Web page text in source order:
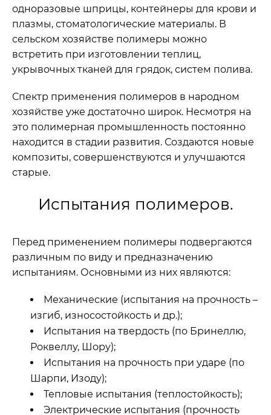
одноразовые шприцы, контейнеры для крови и
плазмы, стоматологические материалы. В
сельском хозяйстве полимеры можно
встретить при изготовлении теплиц,
укрывочных тканей для грядок, систем полива.
Спектр применения полимеров в народном
хозяйстве уже достаточно широк. Несмотря на
это полимерная промышленность постоянно
находится в стадии развития. Создаются новые
композиты, совершенствуются и улучшаются
старые.
Испытания полимеров.
Перед применением полимеры подвергаются
различным по виду и предназначению
испытаниям. Основными из них являются:
Механические (испытания на прочность –
изгиб, износостойкость и др.);
Испытания на твердость (по Бринеллю,
Роквеллу, Шору);
Испытания на прочность при ударе (по
Шарпи, Изоду);
Тепловые испытания (теплостойкость);
Электрические испытания (прочность